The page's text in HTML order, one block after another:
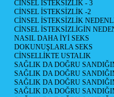
CİNSEL İSTEKSİZLİK - 3
CİNSEL İSTEKSİZLİK -2
CİNSEL İSTEKSİZLİK
CİNSEL İSTEKSİZLİGİN
NASIL DAHA İYİ SEKS
DOKUNUŞLARLA SEKS
CİNSELLİKTE USTALIK
SAĞLIK DA DOĞRU
SAĞLIK DA DOĞRU
SAĞLIK DA DOĞRU
SAĞLIK DA DOĞRU